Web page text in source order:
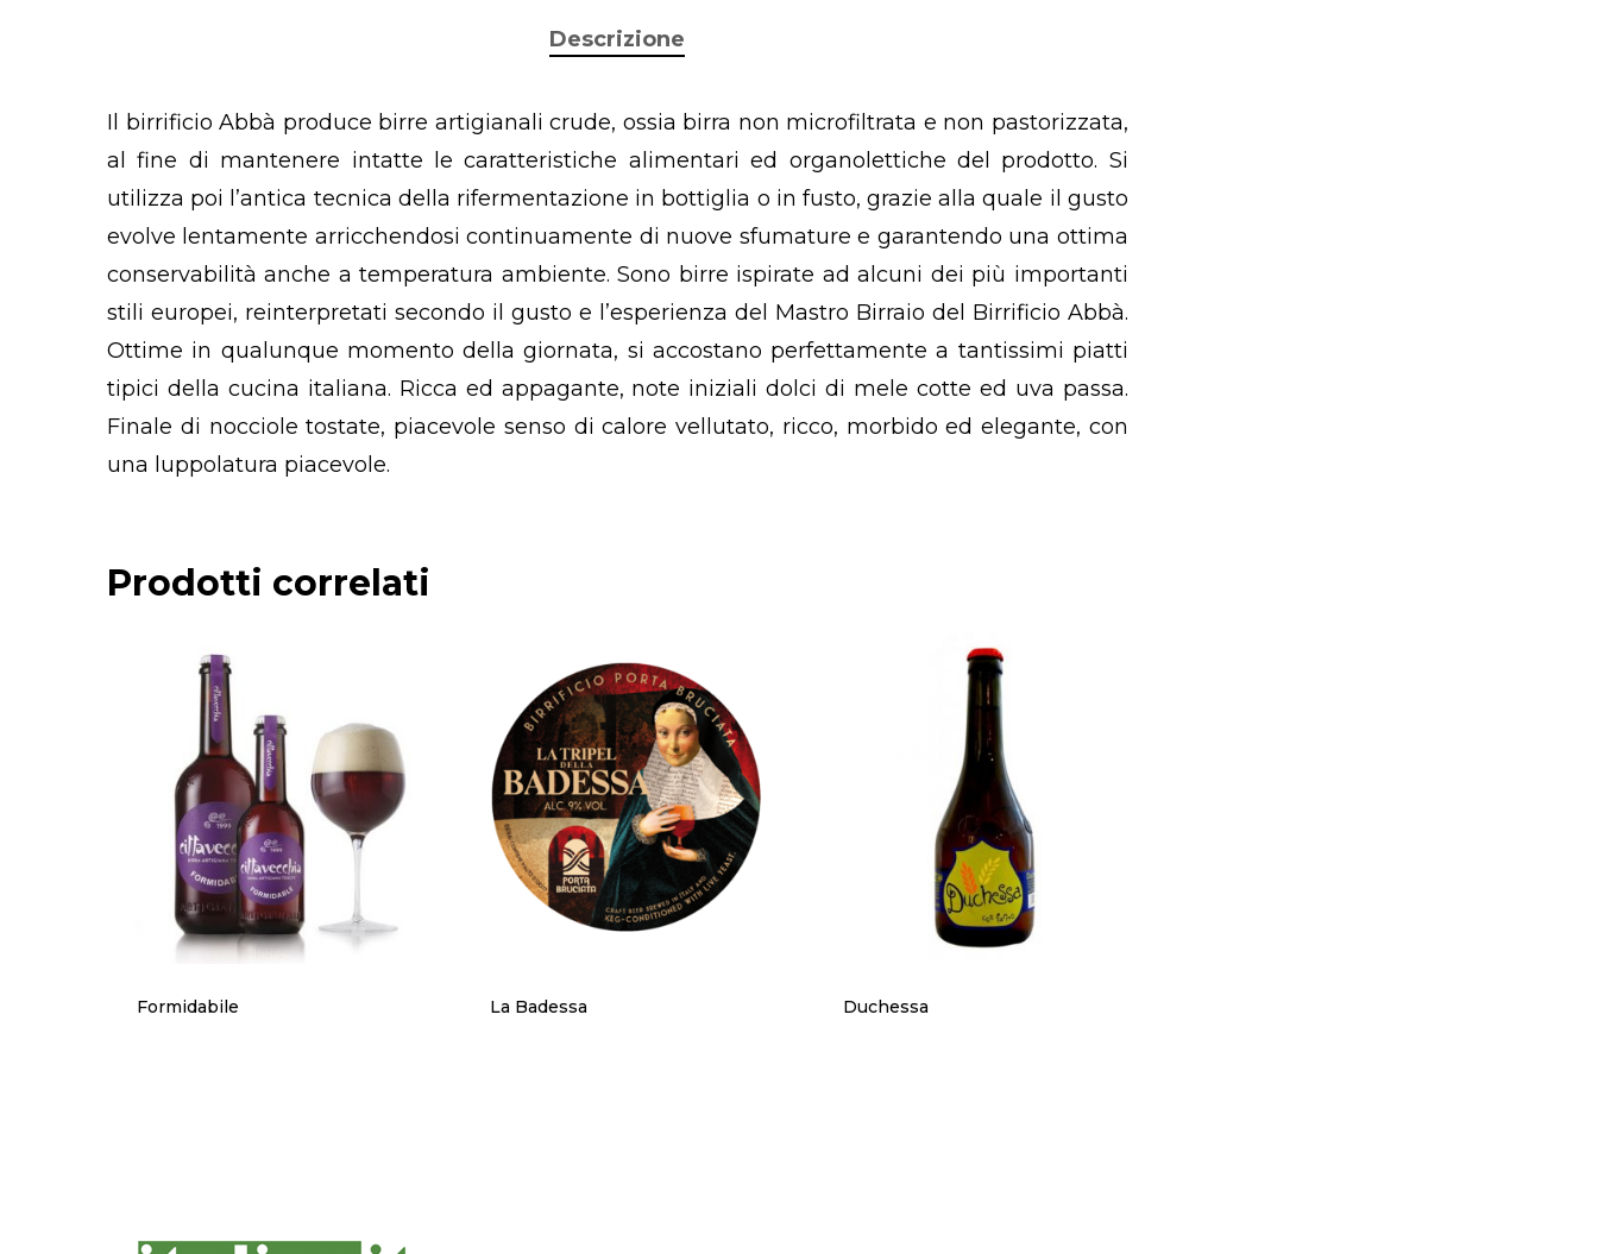
Descrizione
Il birrificio Abbà produce birre artigianali crude, ossia birra non microfiltrata e non pastorizzata,
al fine di mantenere intatte le caratteristiche alimentari ed organolettiche del prodotto. Si
utilizza poi l’antica tecnica della rifermentazione in bottiglia o in fusto, grazie alla quale il gusto
evolve lentamente arricchendosi continuamente di nuove sfumature e garantendo una ottima
conservabilità anche a temperatura ambiente. Sono birre ispirate ad alcuni dei più importanti
stili europei, reinterpretati secondo il gusto e l’esperienza del Mastro Birraio del Birrificio Abbà.
Ottime in qualunque momento della giornata, si accostano perfettamente a tantissimi piatti
tipici della cucina italiana. Ricca ed appagante, note iniziali dolci di mele cotte ed uva passa.
Finale di nocciole tostate, piacevole senso di calore vellutato, ricco, morbido ed elegante, con
una luppolatura piacevole.
Prodotti correlati
Formidabile La Badessa Duchessa